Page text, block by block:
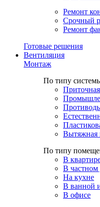
Ремонт
Срочный
Ремонт
Готовые решения
Вентиляция
Монтаж
По типу
Вытяжная
По типу
В
В частном
На кухне
В ванной
В офисе